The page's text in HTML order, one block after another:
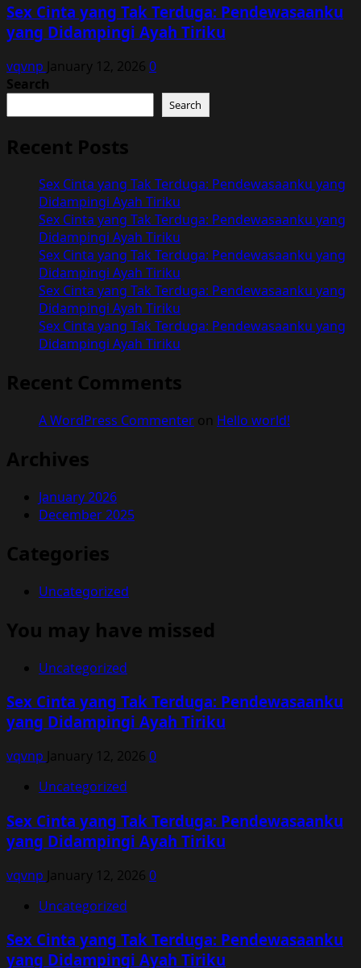
Sex Cinta yang Tak Terduga: Pendewasaanku
yang Didampingi Ayah Tiriku
vqvnp January 12, 2026 0
Search
Search
Recent Posts
Sex Cinta yang Tak Terduga: Pendewasaanku yang
Didampingi Ayah Tiriku
Sex Cinta yang Tak Terduga: Pendewasaanku yang
Didampingi Ayah Tiriku
Sex Cinta yang Tak Terduga: Pendewasaanku yang
Didampingi Ayah Tiriku
Sex Cinta yang Tak Terduga: Pendewasaanku yang
Didampingi Ayah Tiriku
Sex Cinta yang Tak Terduga: Pendewasaanku yang
Didampingi Ayah Tiriku
Recent Comments
A WordPress Commenter on Hello world!
Archives
January 2026
December 2025
Categories
Uncategorized
You may have missed
Uncategorized
Sex Cinta yang Tak Terduga: Pendewasaanku
yang Didampingi Ayah Tiriku
vqvnp January 12, 2026 0
Uncategorized
Sex Cinta yang Tak Terduga: Pendewasaanku
yang Didampingi Ayah Tiriku
vqvnp January 12, 2026 0
Uncategorized
Sex Cinta yang Tak Terduga: Pendewasaanku
yang Didampingi Ayah Tiriku